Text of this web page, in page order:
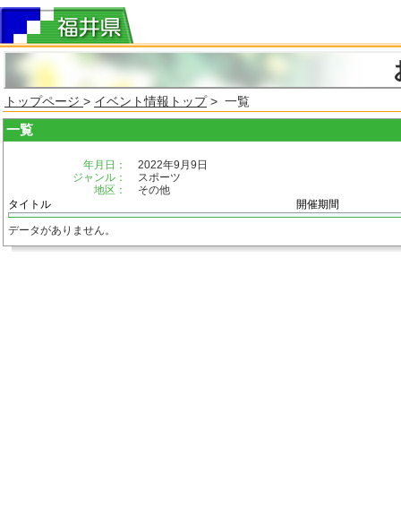
トップページ > イベント情報トップ> 一覧
一覧
年月日：
2022年9月9日
ジャンル：
スポーツ
地区：
その他
タイトル
開催期間
データがありません。